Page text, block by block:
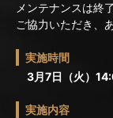
メンテナンスは終
ご協力いただき、
実施時間
3月7日（火）
実施内容